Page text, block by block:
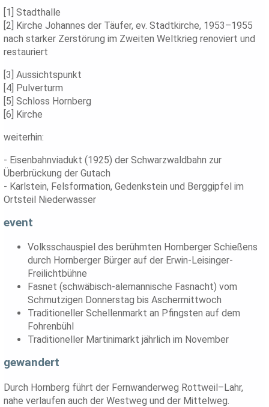
[1] Stadthalle
[2] Kirche Johannes der Täufer, ev. Stadtkirche, 1953–1955
nach starker Zerstörung im Zweiten Weltkrieg renoviert und
restauriert
[3] Aussichtspunkt
[4] Pulverturm
[5] Schloss Hornberg
[6] Kirche
weiterhin:
- Eisenbahnviadukt (1925) der Schwarzwaldbahn zur
Überbrückung der Gutach
- Karlstein, Felsformation, Gedenkstein und Berggipfel im
Ortsteil Niederwasser
event
Volksschauspiel des berühmten Hornberger Schießens
durch Hornberger Bürger auf der Erwin-Leisinger-
Freilichtbühne
Fasnet (schwäbisch-alemannische Fasnacht) vom
Schmutzigen Donnerstag bis Aschermittwoch
Traditioneller Schellenmarkt an Pfingsten auf dem
Fohrenbühl
Traditioneller Martinimarkt jährlich im November
gewandert
Durch Hornberg führt der Fernwanderweg Rottweil–Lahr,
nahe verlaufen auch der Westweg und der Mittelweg.